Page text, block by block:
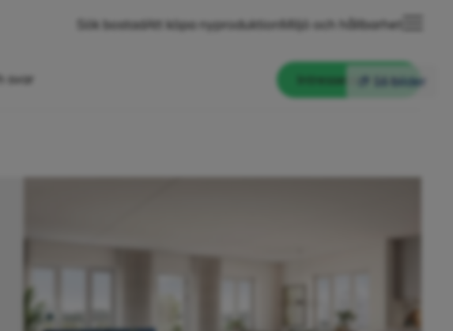
Sök bostadAtt köpa nyproduktionMiljö och hållbarhet
16 bilder
svar Intresseanmälan